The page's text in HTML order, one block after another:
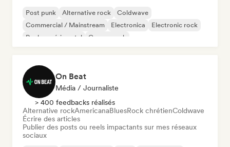
Post punk Alternative rock
Coldwave
Commercial / Mainstream
Electronica
Electronic rock
Rock expérimental
Garage rock
On Beat
Média / Journaliste
> 400 feedbacks réalisés
Alternative rockAmericanaBluesRock chrétienColdwave
Écrire des articles
Publier des posts ou reels impactants sur mes réseaux
sociaux